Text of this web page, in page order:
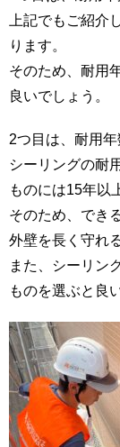
上記でもご紹介
ります。
そのため、耐用
良いでしょう。
2つ目は、耐用
シーリングの耐
ものには15年以
そのため、でき
外壁を長く守れ
また、シーリン
ものを選ぶと良